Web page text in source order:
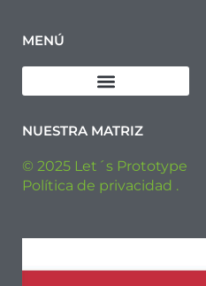
MENÚ
NUESTRA MATRIZ
© 2025 Let´s Prototype
Política de privacidad .